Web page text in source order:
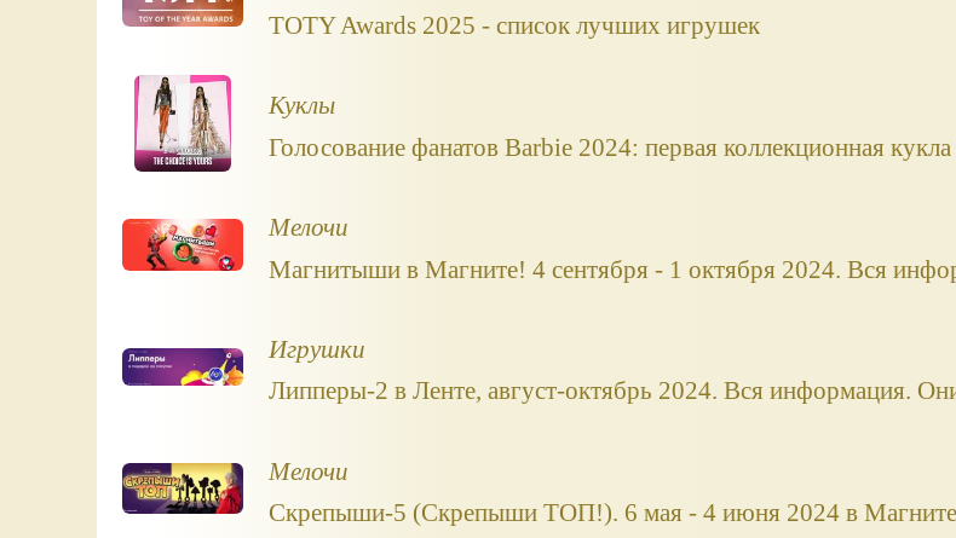
TOTY Awards 2025 - список лучших игрушек
Куклы
Голосование фанатов Barbie 2024: первая коллекционная
Мелочи
Магнитыши в Магните! 4 сентября - 1 октября 2024. Вся
Игрушки
Липперы-2 в Ленте, август-октябрь 2024. Вся информация.
Мелочи
Скрепыши-5 (Скрепыши ТОП!). 6 мая - 4 июня 2024 в